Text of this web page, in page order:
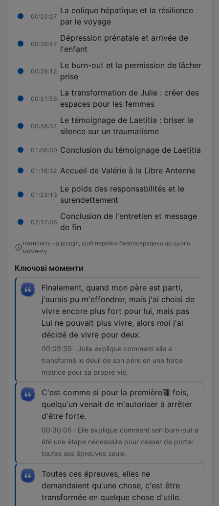
00:20:27
La colique hépatique et la résilience
par le voyage
00:26:47
Dépression prénatale et arrivée de
l'enfant
00:29:12
Le burn-out et la permission de lâcher
prise
00:31:56
La transformation de Julie : créer des
espaces pour les femmes
00:38:37
Le témoignage de Laetitia : briser le
silence sur un traumatisme
01:06:00 Conclusion du témoignage de Laetitia
01:16:32 Accueil de Valérie à la Libre Antenne
01:23:13
Le poids des responsabilités et le
surendettement
02:17:06
Conclusion de l'entretien et message
de fin
Натисніть на розділ, щоб перейти безпосередньо до цього
моменту
Ключові моменти
Finalement, quand mon père est parti,
j'aurais pu m'effondrer, mais j'ai choisi de
vivre encore plus fort pour lui, mais pas
Lui ne pouvait plus vivre, alors moi j'ai
décidé de vivre pour deux.
00:09:39 · Julie explique comment elle a
transformé le deuil de son père en une force
motrice pour sa propre vie.
C'est comme si pour la première隀 fois,
quelqu'un venait de m'autoriser à arrêter
d'être forte.
00:30:06 · Elle explique comment son burn-out a
été une étape nécessaire pour cesser de porter
toutes ses épreuves seule.
Toutes ces épreuves, elles ne
demandaient qu'une chose, c'est être
transformée en quelque chose d'utile.